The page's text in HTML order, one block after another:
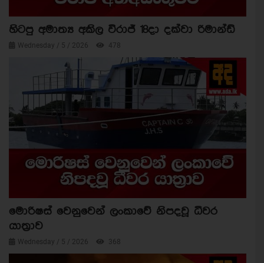
හිටපු අමාත්‍ය අකිල විරාජ් 18දා දක්වා රිමාන්ඩ්
Wednesday / 5 / 2026 478
මොරිෂස් වෙනුවෙන් ලංකාවේ නිපදවූ ධීවර
යාත්‍රාව
Wednesday / 5 / 2026 368